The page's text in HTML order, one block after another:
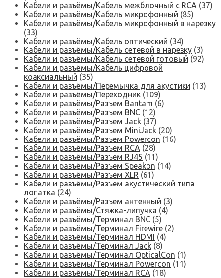
Кабели и разъёмы/Кабель межблочный с RCA (37)
Кабели и разъёмы/Кабель микрофонный (85)
Кабели и разъёмы/Кабель микрофонный в нарезку
(33)
Кабели и разъёмы/Кабель оптический (34)
Кабели и разъёмы/Кабель сетевой в нарезку (3)
Кабели и разъёмы/Кабель сетевой готовый (92)
Кабели и разъёмы/Кабель цифровой
коаксиальный (35)
Кабели и разъёмы/Перемычка для акустики (13)
Кабели и разъёмы/Переходник (109)
Кабели и разъёмы/Разъем Bantam (6)
Кабели и разъёмы/Разъем BNC (12)
Кабели и разъёмы/Разъем Jack (37)
Кабели и разъёмы/Разъем MiniJack (20)
Кабели и разъёмы/Разъем Powercon (16)
Кабели и разъёмы/Разъем RCA (28)
Кабели и разъёмы/Разъем RJ45 (11)
Кабели и разъёмы/Разъем Speakon (14)
Кабели и разъёмы/Разъем XLR (61)
Кабели и разъёмы/Разъем акустический типа
лопатка (24)
Кабели и разъёмы/Разъем антенный (3)
Кабели и разъёмы/Стяжка-липучка (4)
Кабели и разъёмы/Терминал BNC (5)
Кабели и разъёмы/Терминал Firewire (2)
Кабели и разъёмы/Терминал HDMI (4)
Кабели и разъёмы/Терминал Jack (8)
Кабели и разъёмы/Терминал OpticalCon (1)
Кабели и разъёмы/Терминал Powercon (11)
Кабели и разъёмы/Терминал RCA (18)